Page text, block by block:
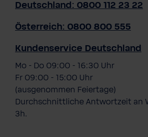
Deutschland: 0800 112 23 22
Österreich: 0800 800 555
Kundenservice Deutschland
Mo - Do 09:00 - 16:30 Uhr
Fr 09:00 - 15:00 Uhr
(ausgenommen Feiertage)
Durchschnittliche Antwortzeit an
3h.